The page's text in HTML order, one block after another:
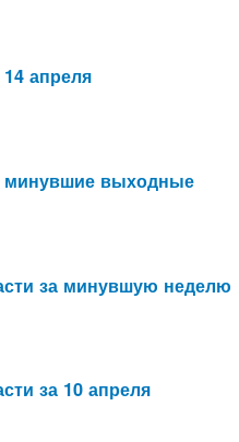
апреля
минувшие выходные
за минувшую неделю
за 10 апреля